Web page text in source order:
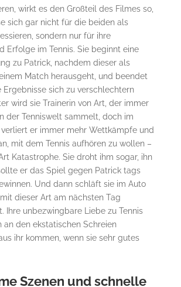
wirkt es den Großteil des Filmes so,
sich gar nicht für die beiden als
sondern nur für ihre
Erfolge im Tennis. Sie beginnt eine
zu Patrick, nachdem dieser als
Match herausgeht, und beendet
Ergebnisse sich zu verschlechtern
wird sie Trainerin von Art, der immer
der Tenniswelt sammelt, doch im
er immer mehr Wettkämpfe und
mit dem Tennis aufhören zu wollen –
Katastrophe. Sie droht ihm sogar, ihn
er das Spiel gegen Patrick tags
Und dann schläft sie im Auto
dieser Art am nächsten Tag
Ihre unbezwingbare Liebe zu Tennis
an den ekstatischen Schreien
ihr kommen, wenn sie sehr gutes
Szenen und schnelle